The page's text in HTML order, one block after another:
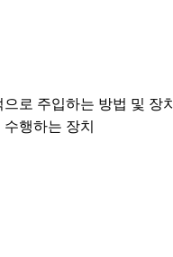
로 주입하는 방법 및 장치
행하는 장치